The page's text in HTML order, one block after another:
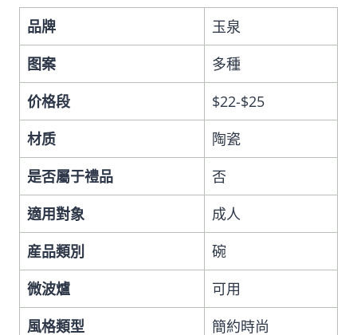
品牌
玉泉
图案
多種
价格段
$22-$25
材质
陶瓷
是否屬于禮品
否
適用對象
成人
産品類別
碗
微波爐
可用
風格類型
簡約時尚